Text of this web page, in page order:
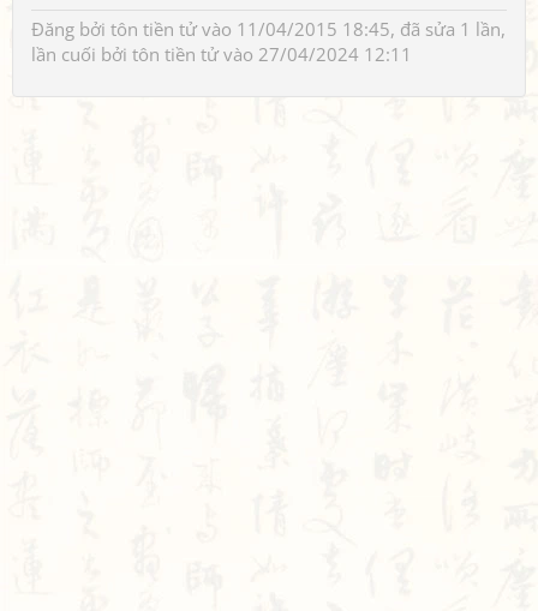
Đăng bởi tôn tiền tửvào 11/04/2015 18:45, đã sửa 1 lần,
lần cuối bởi tôn tiền tửvào 27/04/2024 12:11